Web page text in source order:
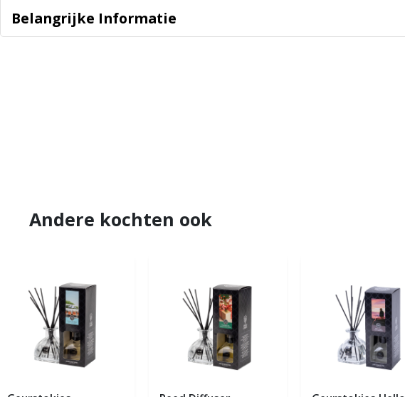
Belangrijke Informatie
Andere kochten ook